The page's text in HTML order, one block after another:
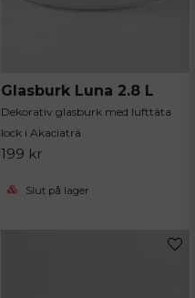
Glasburk Luna 2.8 L
Dekorativ glasburk med lufttäta
lock i Akaciaträ
199 kr
Slut på lager